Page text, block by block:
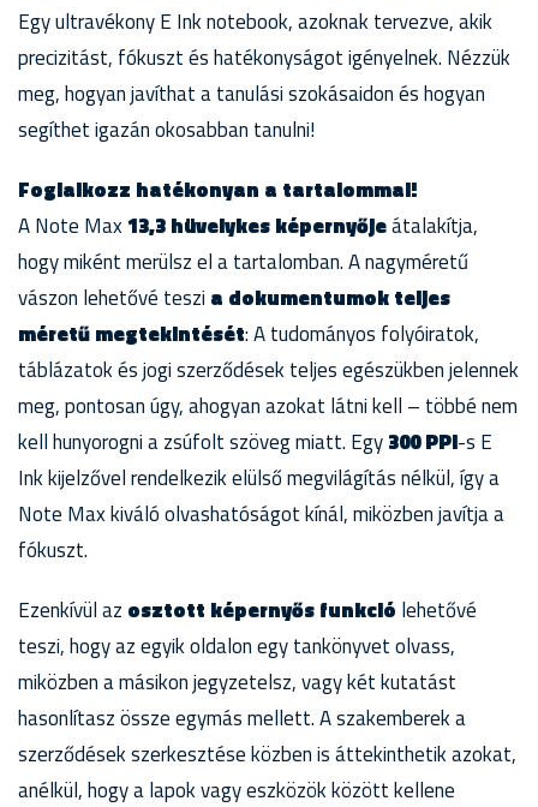
Egy ultravékony E Ink notebook, azoknak tervezve, akik
precizitást, fókuszt és hatékonyságot igényelnek. Nézzük
meg, hogyan javíthat a tanulási szokásaidon és hogyan
segíthet igazán okosabban tanulni!
Foglalkozz hatékonyan a tartalommal!
A Note Max13,3 hüvelykes képernyőjeátalakítja,
hogy miként merülsz el a tartalomban. A nagyméretű
vászon lehetővé teszi a dokumentumok teljes
méretű megtekintését: A tudományos folyóiratok,
táblázatok és jogi szerződések teljes egészükben jelennek
meg, pontosan úgy, ahogyan azokat látni kell – többé nem
kell hunyorogni a zsúfolt szöveg miatt. Egy300 PPI-s E
Ink kijelzővel rendelkezik elülső megvilágítás nélkül, így a
Note Max kiváló olvashatóságot kínál, miközben javítja a
fókuszt.
Ezenkívül az osztott képernyős funkció lehetővé
teszi, hogy az egyik oldalon egy tankönyvet olvass,
miközben a másikon jegyzetelsz, vagy két kutatást
hasonlítasz össze egymás mellett. A szakemberek a
szerződések szerkesztése közben is áttekinthetik azokat,
anélkül, hogy a lapok vagy eszközök között kellene